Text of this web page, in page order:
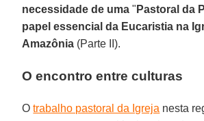
necessidade de uma " Pastoral da
papel essencial da Eucaristia na
Amazônia (Parte II).
O encontro entre culturas
Otrabalho pastoral da Igreja nesta